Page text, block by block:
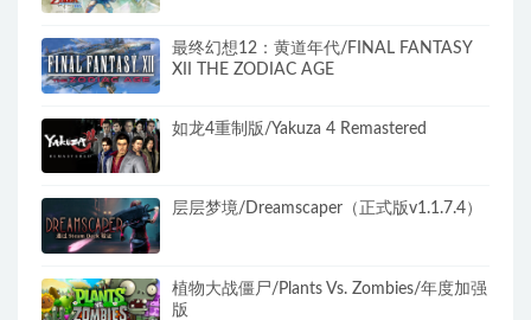
最终幻想12：黄道年代/FINAL FANTASY
XII THE ZODIAC AGE
如龙4重制版/Yakuza 4 Remastered
层层梦境/Dreamscaper（正式版v1.1.7.4）
植物大战僵尸/Plants Vs. Zombies/年度加强
版